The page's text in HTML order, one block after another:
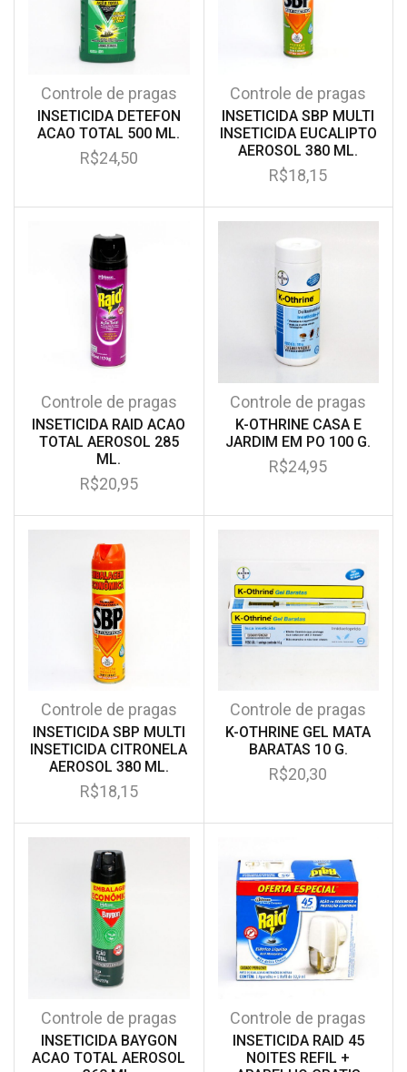
Controle de pragas
INSETICIDA DETEFON
ACAO TOTAL 500 ML.
R$24,50
Controle de pragas
INSETICIDA SBP MULTI
INSETICIDA EUCALIPTO
AEROSOL 380 ML.
R$18,15
Controle de pragas
INSETICIDA RAID ACAO
TOTAL AEROSOL 285
ML.
R$20,95
Controle de pragas
K-OTHRINE CASA E
JARDIM EM PO 100 G.
R$24,95
Controle de pragas
INSETICIDA SBP MULTI
INSETICIDA CITRONELA
AEROSOL 380 ML.
R$18,15
Controle de pragas
K-OTHRINE GEL MATA
BARATAS 10 G.
R$20,30
Controle de pragas
INSETICIDA BAYGON
ACAO TOTAL AEROSOL
Controle de pragas
INSETICIDA RAID 45
NOITES REFIL +